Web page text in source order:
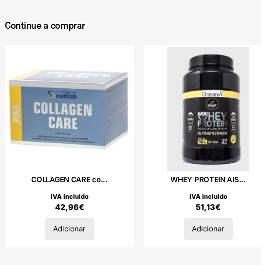
Continue a comprar
COLLAGEN CARE co...
42,96€
IVA incluido
Adicionar
WHEY PROTEIN AIS...
51,13€
IVA incluido
Adicionar